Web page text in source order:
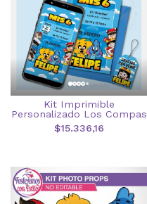
Kit Imprimible
Personalizado Los Compas
$15.336,16